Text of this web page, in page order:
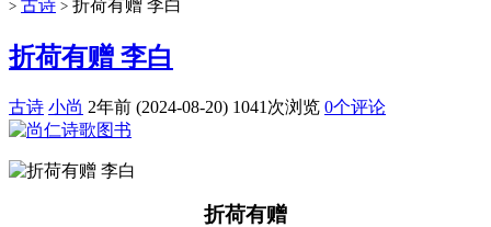
> 古诗 > 折荷有赠 李白
折荷有赠 李白
古诗 小尚 2年前 (2024-08-20) 1041次浏览 0个评论
折荷有赠